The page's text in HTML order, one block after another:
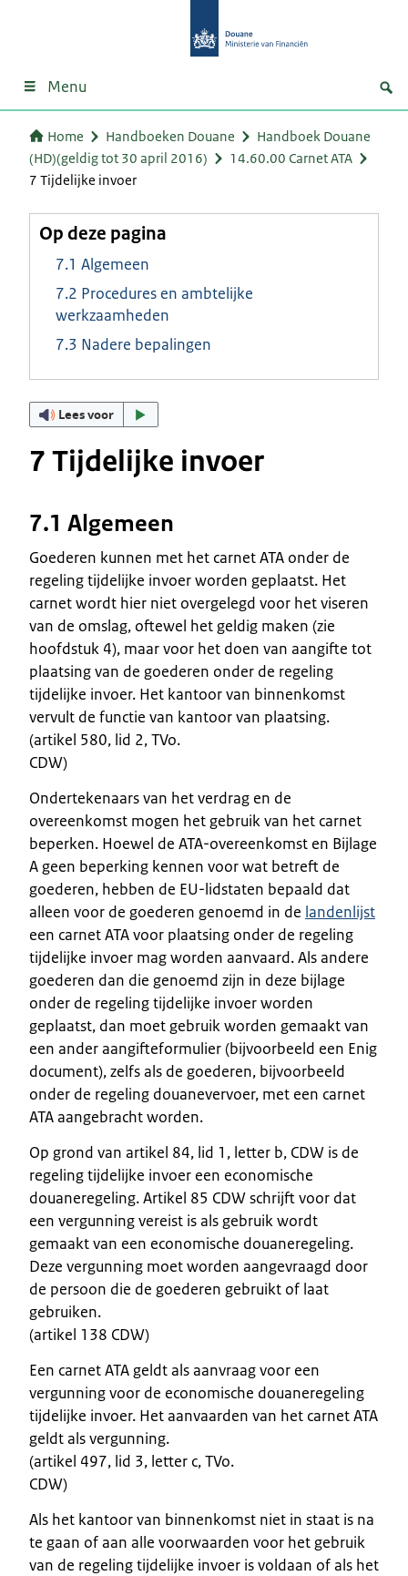
Menu
Home Handboeken Douane
Handboek Douane
(HD)(geldig tot 30 april 2016)
14.60.00 Carnet ATA
7 Tijdelijke invoer
Op deze pagina
7.1 Algemeen
7.2 Procedures en ambtelijke
werkzaamheden
7.3 Nadere bepalingen
Lees voor
7 Tijdelijke invoer
7.1 Algemeen
Goederen kunnen met het carnet ATA onder de
regeling tijdelijke invoer worden geplaatst. Het
carnet wordt hier niet overgelegd voor het viseren
van de omslag, oftewel het geldig maken (zie
hoofdstuk 4), maar voor het doen van aangifte tot
plaatsing van de goederen onder de regeling
tijdelijke invoer. Het kantoor van binnenkomst
vervult de functie van kantoor van plaatsing.
(artikel 580, lid 2, TVo.
CDW)
Ondertekenaars van het verdrag en de
overeenkomst mogen het gebruik van het carnet
beperken. Hoewel de ATA-overeenkomst en Bijlage
A geen beperking kennen voor wat betreft de
goederen, hebben de EU-lidstaten bepaald dat
alleen voor de goederen genoemd in de landenlijst
een carnet ATA voor plaatsing onder de regeling
tijdelijke invoer mag worden aanvaard. Als andere
goederen dan die genoemd zijn in deze bijlage
onder de regeling tijdelijke invoer worden
geplaatst, dan moet gebruik worden gemaakt van
een ander aangifteformulier (bijvoorbeeld een Enig
document), zelfs als de goederen, bijvoorbeeld
onder de regeling douanevervoer, met een carnet
ATA aangebracht worden.
Op grond van artikel 84, lid 1, letter b, CDW is de
regeling tijdelijke invoer een economische
douaneregeling. Artikel 85 CDW schrijft voor dat
een vergunning vereist is als gebruik wordt
gemaakt van een economische douaneregeling.
Deze vergunning moet worden aangevraagd door
de persoon die de goederen gebruikt of laat
gebruiken.
(artikel 138 CDW)
Een carnet ATA geldt als aanvraag voor een
vergunning voor de economische douaneregeling
tijdelijke invoer. Het aanvaarden van het carnet ATA
geldt als vergunning.
(artikel 497, lid 3, letter c, TVo.
CDW)
Als het kantoor van binnenkomst niet in staat is na
te gaan of aan alle voorwaarden voor het gebruik
van de regeling tijdelijke invoer is voldaan of als het